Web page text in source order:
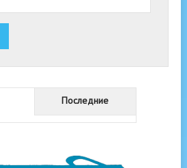
Последние